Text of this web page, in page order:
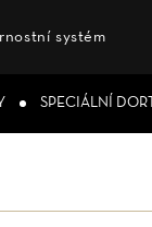
systém
SPECIÁLNÍ